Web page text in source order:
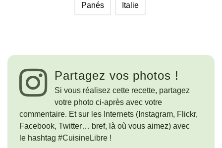
Panés Italie
Partagez vos photos !
Si vous réalisez cette recette, partagez
votre photo ci-après avec votre
commentaire. Et sur les Internets (Instagram, Flickr,
Facebook, Twitter… bref, là où vous aimez) avec
le hashtag #CuisineLibre !